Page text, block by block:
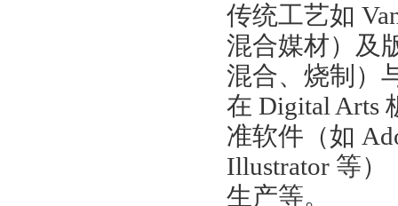
传统工艺如
混合媒材）及
混合、烧制）
在 Digital Arts
准软件（如
Illustrator 等
生产等。